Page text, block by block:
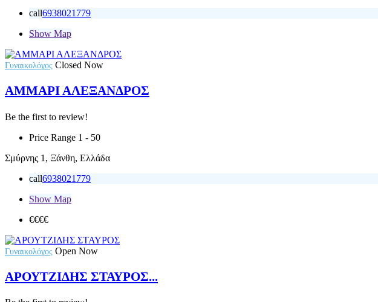
call6938021779
Show Map
Γυναικολόγος Closed Now
ΑΜΜΑΡΙ ΑΛΕΞΑΝΔΡΟΣ
Be the first to review!
Price Range 1 - 50
Σμύρνης 1, Ξάνθη, Ελλάδα
call6938021779
Show Map
€€€€
Γυναικολόγος Open Now
ΑΡΟΥΤΖΙΔΗΣ ΣΤΑΥΡΟΣ...